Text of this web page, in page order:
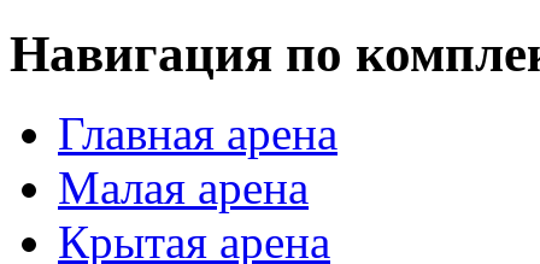
Навигация по
Главная арена
Малая арена
Крытая арена